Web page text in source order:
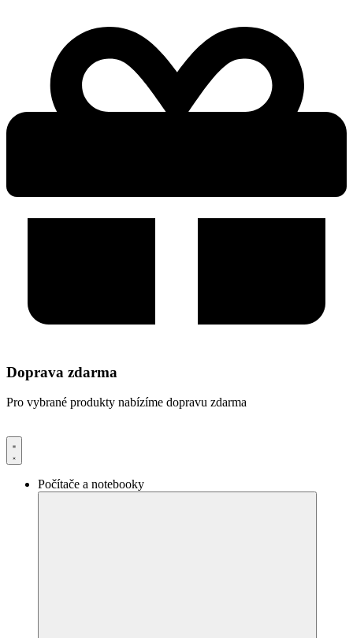
Doprava zdarma
Pro vybrané produkty nabízíme dopravu zdarma
Počítače a notebooky